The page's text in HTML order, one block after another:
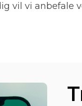
vil vi anbefale